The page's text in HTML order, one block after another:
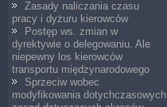
Zasady naliczania czasu
pracy i dyżuru kierowców
Postęp ws. zmian w
dyrektywie o delegowaniu. Ale
niepewny los kierowców
transportu międzynarodowego
Sprzeciw wobec
modyfikowania dotychczasowych